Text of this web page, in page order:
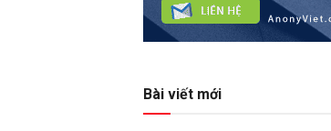
Bài viết mới